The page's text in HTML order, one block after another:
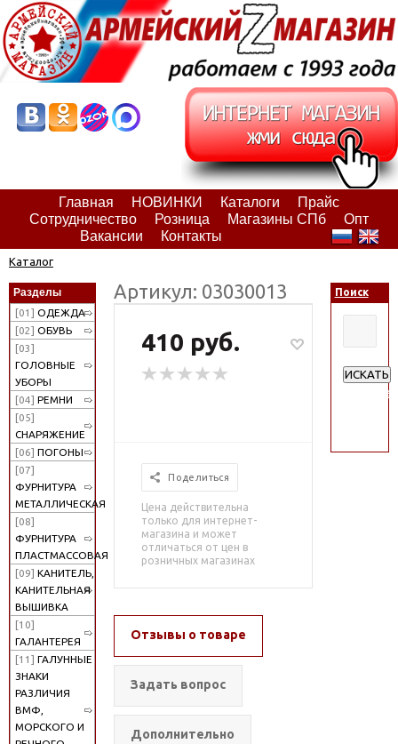
Главная НОВИНКИ Каталоги
Прайс
Сотрудничество
Розница Магазины СПб
Опт
Вакансии
Контакты
Каталог
Разделы
[01] ОДЕЖДА
[02] ОБУВЬ
[03]
ГОЛОВНЫЕ
УБОРЫ
[04] РЕМНИ
[05]
СНАРЯЖЕНИЕ
[06] ПОГОНЫ
[07]
ФУРНИТУРА
МЕТАЛЛИЧЕСКАЯ
[08]
ФУРНИТУРА
ПЛАСТМАССОВАЯ
[09] КАНИТЕЛЬ,
КАНИТЕЛЬНАЯ
ВЫШИВКА
[10]
ГАЛАНТЕРЕЯ
[11] ГАЛУННЫЕ
ЗНАКИ
РАЗЛИЧИЯ
ВМФ,
МОРСКОГО И
Артикул: 03030013
410 руб.
Поделиться
Цена действительна
только для интернет-
магазина и может
отличаться от цен в
розничных магазинах
Отзывы о товаре
Задать вопрос
Дополнительно
Поиск
ИСКАТЬ